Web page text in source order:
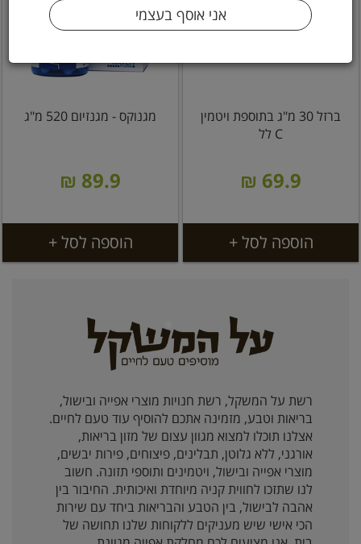
ברזל 30 מ"ג בתוספת ויטמין
C לל
69.9 ₪
הוספה לסל +
מגנוקס - מגנזיום 520 מ"ג
89.9 ₪
הוספה לסל +
רשת על המשקל, רשת חנויות מוצרי אפייה ובישול,
בריאות וטבע, מזמינה אתכם להוסיף עוד טעם לחיים.
אצלנו תוכלו למצוא מגוון עצום של מזון בריאות,
אורגני, ללא גלוטן, תבלינים, פיצוחים, פירות יבשים,
מוצרי אפייה ובישול, ויטמינים ותוספי תזונה. חשוב
לנו שתזכו לחווית קניה מיוחדת ואיכותית. החיבור בין
אהבה לבישול, בין הטבע והבריאות ביחד עם שירות
הכי אישי שיש מעניקים ללקוחות שלנו תחושה של